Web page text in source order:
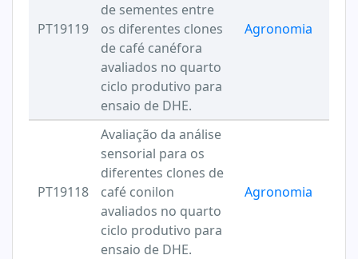
PT19119
de sementes entre
os diferentes clones
de café canéfora
avaliados no quarto
ciclo produtivo para
ensaio de DHE.
Agronomia
PT19118
Avaliação da análise
sensorial para os
diferentes clones de
café conilon
avaliados no quarto
ciclo produtivo para
ensaio de DHE.
Agronomia